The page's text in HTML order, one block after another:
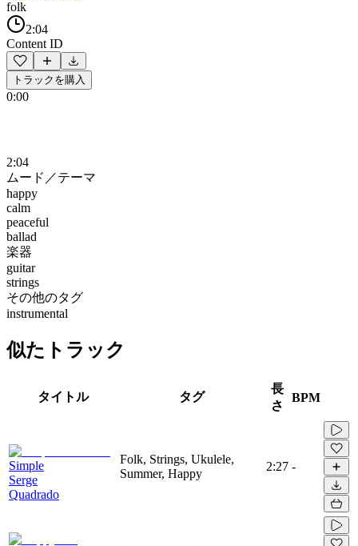
folk
2:04
Content ID
トラックを購入
0:00
2:04
ムード／テーマ
happy
calm
peaceful
ballad
楽器
guitar
strings
その他のタグ
instrumental
似たトラック
タイトル タグ
長
さ
BPM
Simple
Serge
Quadrado
Folk, Strings, Ukulele,
Summer, Happy
2:27 -